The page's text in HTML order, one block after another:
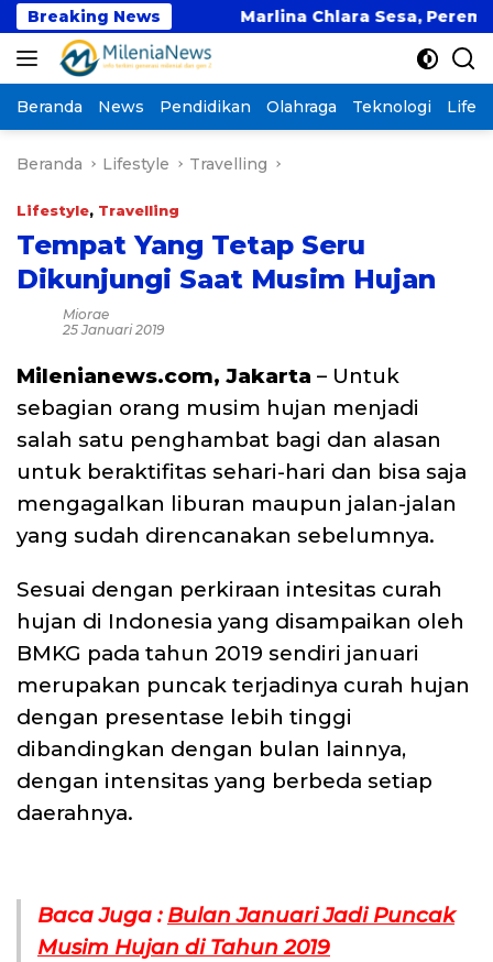
Langsung
ke
konten
Breaking News
PKM Marlina Chlara Sesa, Perempuan
Beranda News Pendidikan Olahraga Teknologi
Beranda Lifestyle Travelling
Lifestyle, Travelling
Tempat Yang Tetap Seru
Dikunjungi Saat Musim Hujan
Miorae
25 Januari 2019
Milenianews.com, Jakarta – Untuk
sebagian orang musim hujan menjadi
salah satu penghambat bagi dan alasan
untuk beraktifitas sehari-hari dan bisa saja
mengagalkan liburan maupun jalan-jalan
yang sudah direncanakan sebelumnya.
Sesuai dengan perkiraan intesitas curah
hujan di Indonesia yang disampaikan oleh
BMKG pada tahun 2019 sendiri januari
merupakan puncak terjadinya curah hujan
dengan presentase lebih tinggi
dibandingkan dengan bulan lainnya,
dengan intensitas yang berbeda setiap
daerahnya.
Baca Juga : Bulan Januari Jadi Puncak
Musim Hujan di Tahun 2019